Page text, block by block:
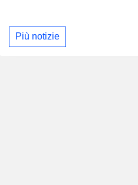
Più notizie